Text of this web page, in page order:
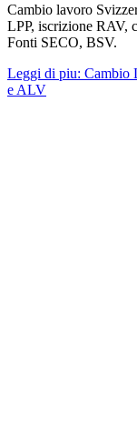
Cambio lavoro
LPP, iscrizione RAV,
Fonti SECO, BSV.
Leggi di piu: Cambio
e ALV